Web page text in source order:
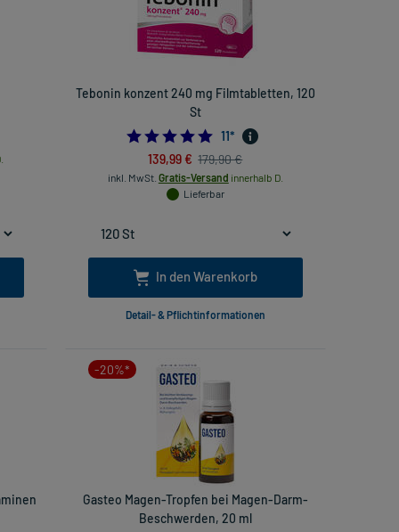
Tebonin konzent 240 mg Filmtabletten, 120
St
4.818181818181818
11*
139,99 € 179,90 €
inkl. MwSt. Gratis-Versand innerhalb D.
Lieferbar
In den Warenkorb
Detail- & Pflichtinformationen
-20%*
Gasteo Magen-Tropfen bei Magen-Darm-
Beschwerden, 20 ml